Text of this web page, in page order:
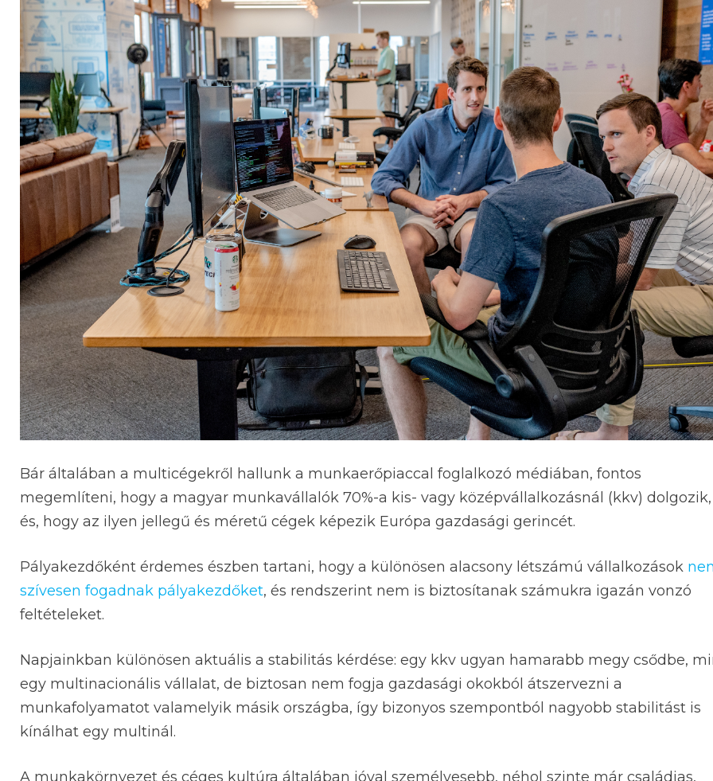
Bár általában a multicégekről hallunk a munkaerőpiaccal foglalkozó médiában, fontos
megemlíteni, hogy a magyar munkavállalók 70%-a kis- vagy középvállalkozásnál (kkv) dolgozik,
és, hogy az ilyen jellegű és méretű cégek képezik Európa gazdasági gerincét.
Pályakezdőként érdemes észben tartani, hogy a különösen alacsony létszámú vállalkozások
szívesen fogadnak pályakezdőket, és rendszerint nem is biztosítanak számukra igazán vonzó
feltételeket.
Napjainkban különösen aktuális a stabilitás kérdése: egy kkv ugyan hamarabb megy csődbe,
egy multinacionális vállalat, de biztosan nem fogja gazdasági okokból átszervezni a
munkafolyamatot valamelyik másik országba, így bizonyos szempontból nagyobb stabilitást is
kínálhat egy multinál.
A munkakörnyezet és céges kultúra általában jóval személyesebb, néhol szinte már családias,